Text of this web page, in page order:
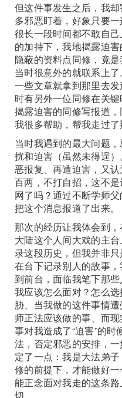
但这件事发生之后，我
多邪恶盯着，好象只要
很长一段时间都不敢自
的加持下，我地揭露迫
隐蔽的资料点同修，竟
当时很意外的就联系上
一些文章就拿到那里去
时有另外一位同修在关
揭露迫害的同修写报道
我很多帮助，帮我走过了
当时我遇到的最大问题
扰和迫害（虽然未得逞
恶报复、再遭迫害，又
百两，不打自招，这不
网了吗？通过不断学师
把这个消息报道了出来。
那次的经历让我体会到
大陆这个人间大戏的主
录这段历史，但我并非
在台下记录别人的故事
到前台，面临我笔下那
我应该怎么面对？怎么
胁、当我做的这件事情
师正法应该做的事、而
事对我造成了“迫害”的
法，否定邪恶的安排，
定了一点：我是大法弟
修的前提下，才能做好
能正念面对我走的这条